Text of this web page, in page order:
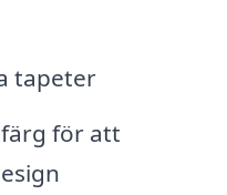
tapeter
för att